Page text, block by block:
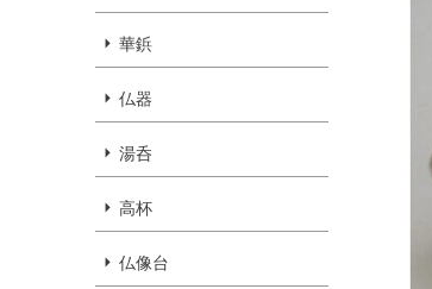
華鋲
仏器
湯呑
高杯
仏像台